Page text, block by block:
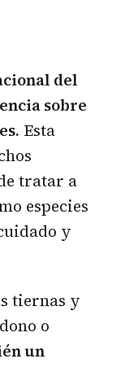
del
sobre
Esta
tratar a
especies
y
tiernas y
o
un